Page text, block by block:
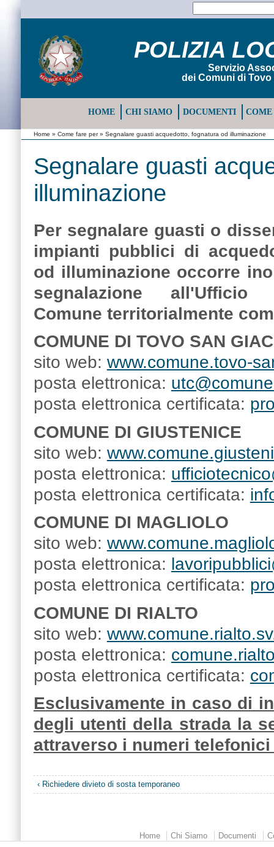
POLIZIA
Servizio
dei Comuni di
HOME CHI SIAMO DOCUMENTI COME
Home » Come fare per» Segnalare guasti acquedotto, fognatura od illuminazione
Segnalare guasti
illuminazione
Per segnalare guasti o
impianti pubblici di
od illuminazione occorre
segnalazione
Comune territorialmente
COMUNE DI TOVO SAN
sito web: www.comune.tovo-
posta elettronica:
posta elettronica certificata:
COMUNE DI GIUSTENICE
sito web:
posta elettronica:
posta elettronica certificata:
COMUNE DI MAGLIOLO
sito web:
posta elettronica:
posta elettronica certificata:
COMUNE DI RIALTO
sito web:
posta elettronica:
posta elettronica certificata:
Esclusivamente in caso di
degli utenti della strada la
attraverso i numeri telefonici
‹ Richiedere divieto di sosta temporaneo
Home Chi Siamo Documenti